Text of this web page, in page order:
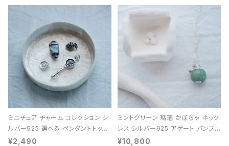
ミニチュア チャーム コレクション シ
ルバー925 選べる ペンダントトップ
レディース ユニセックス
¥2,490
ミントグリーン 瑪瑙 かぼちゃ ネック
レス シルバー925 アゲート パンプキ
ン 天然石 レディース
¥10,800